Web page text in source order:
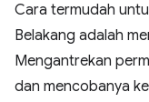
Cara termudah
Belakang adalah
Mengantrekan
dan mencobanya